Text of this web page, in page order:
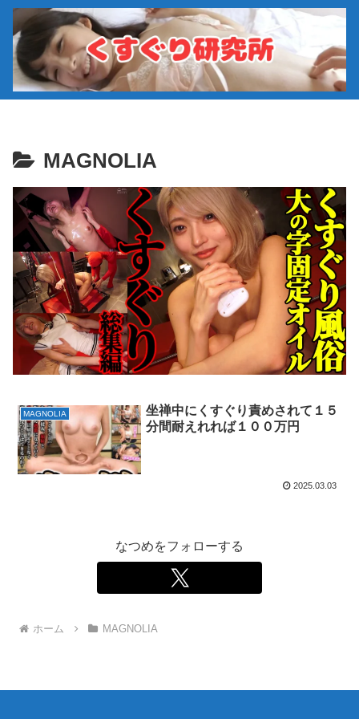
MAGNOLIA
MAGNOLIA
坐禅中にくすぐり責めされて１５
分間耐えれれば１００万円
2025.03.03
なつめをフォローする
ホーム MAGNOLIA